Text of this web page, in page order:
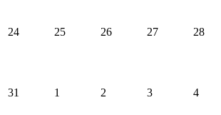
24 25 26 27 28
31 1 2 3 4